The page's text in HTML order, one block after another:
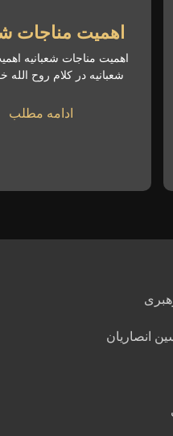
اهمیت مناجات
اهمیت مناجات شعبانیه
شعبانیه در کلام روح الله
ادامه مطلب
انصاریان